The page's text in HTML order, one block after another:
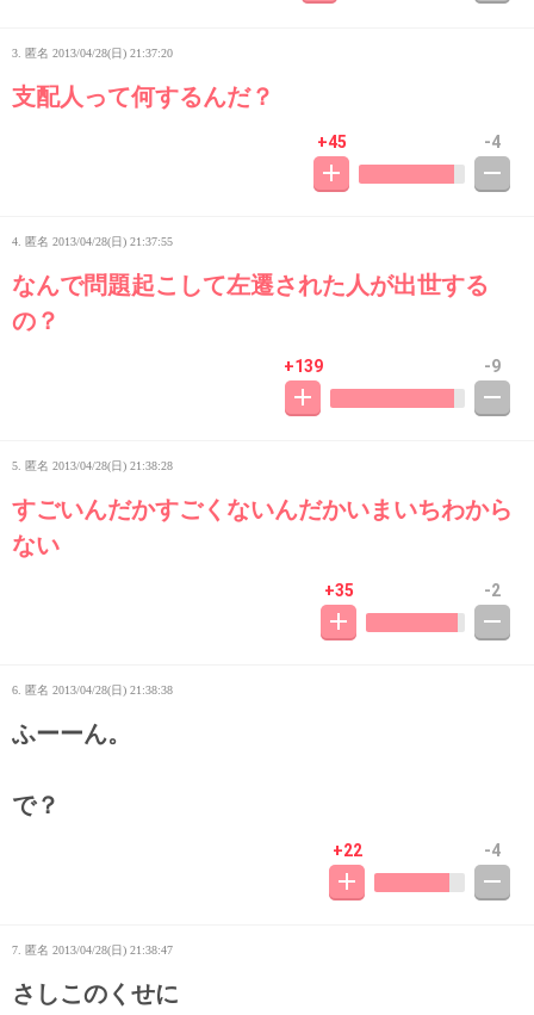
3. 匿名 2013/04/28(日) 21:37:20
支配人って何するんだ？
+45 -4
4. 匿名 2013/04/28(日) 21:37:55
なんで問題起こして左遷された人が出世する
の？
+139 -9
5. 匿名 2013/04/28(日) 21:38:28
すごいんだかすごくないんだかいまいちわから
ない
+35 -2
6. 匿名 2013/04/28(日) 21:38:38
ふーーん。
で？
+22 -4
7. 匿名 2013/04/28(日) 21:38:47
さしこのくせに